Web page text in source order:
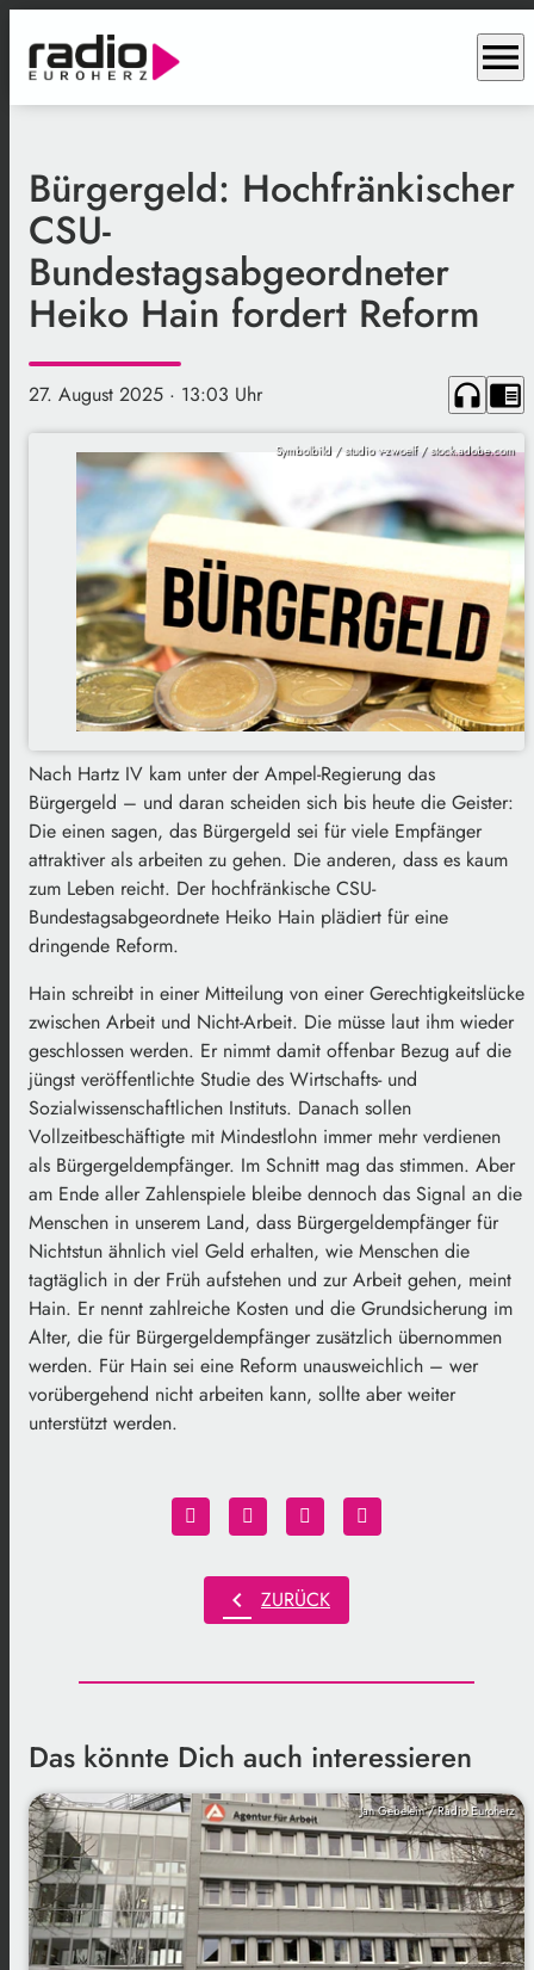
menu
Bürgergeld: Hochfränkischer
CSU-
Bundestagsabgeordneter
Heiko Hain fordert Reform
27. August 2025 · 13:03 Uhr headphones chrome_reader_mode
Symbolbild / studio v-zwoelf / stock.adobe.com
Nach Hartz IV kam unter der Ampel-Regierung das
Bürgergeld – und daran scheiden sich bis heute die Geister:
Die einen sagen, das Bürgergeld sei für viele Empfänger
attraktiver als arbeiten zu gehen. Die anderen, dass es kaum
zum Leben reicht. Der hochfränkische CSU-
Bundestagsabgeordnete Heiko Hain plädiert für eine
dringende Reform.
Hain schreibt in einer Mitteilung von einer Gerechtigkeitslücke
zwischen Arbeit und Nicht-Arbeit. Die müsse laut ihm wieder
geschlossen werden. Er nimmt damit offenbar Bezug auf die
jüngst veröffentlichte Studie des Wirtschafts- und
Sozialwissenschaftlichen Instituts. Danach sollen
Vollzeitbeschäftigte mit Mindestlohn immer mehr verdienen
als Bürgergeldempfänger. Im Schnitt mag das stimmen. Aber
am Ende aller Zahlenspiele bleibe dennoch das Signal an die
Menschen in unserem Land, dass Bürgergeldempfänger für
Nichtstun ähnlich viel Geld erhalten, wie Menschen die
tagtäglich in der Früh aufstehen und zur Arbeit gehen, meint
Hain. Er nennt zahlreiche Kosten und die Grundsicherung im
Alter, die für Bürgergeldempfänger zusätzlich übernommen
werden. Für Hain sei eine Reform unausweichlich – wer
vorübergehend nicht arbeiten kann, sollte aber weiter
unterstützt werden.
chevron_left ZURÜCK
Das könnte Dich auch interessieren
Jan Gebelein / Radio Euroherz